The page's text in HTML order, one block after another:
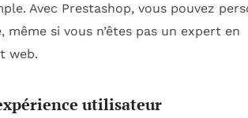
Avec Prestashop, vous pouvez
si vous n’êtes pas un expert en
web.
utilisateur